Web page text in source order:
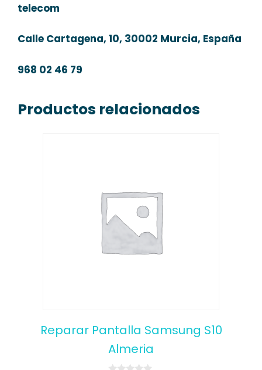
telecom
Calle Cartagena, 10, 30002 Murcia, España
968 02 46 79
Productos relacionados
Reparar Pantalla Samsung S10
Almeria